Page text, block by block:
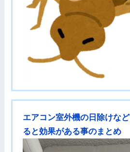
エアコン室外機の日除けな
ると効果がある事のまとめ